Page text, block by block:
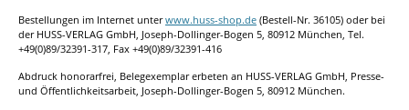
Bestellungen im Internet unterwww.huss-shop.de (Bestell-Nr. 36105) oder bei
der HUSS-VERLAG GmbH, Joseph-Dollinger-Bogen 5, 80912 München, Tel.
+49(0)89/32391-317, Fax +49(0)89/32391-416
Abdruck honorarfrei, Belegexemplar erbeten an HUSS-VERLAG GmbH, Presse-
und Öffentlichkeitsarbeit, Joseph-Dollinger-Bogen 5, 80912 München.